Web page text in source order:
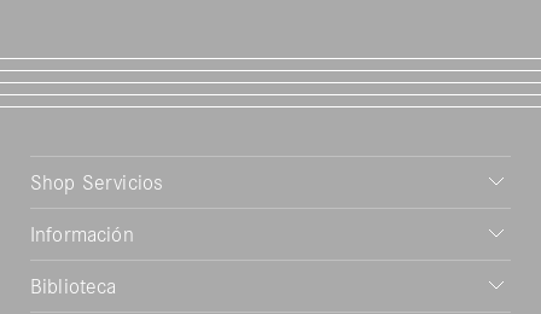
Shop Servicios
Información
Biblioteca